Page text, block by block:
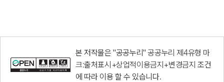
본 저작물은 "공공누리"공공누리 제4유형 마
크:출처표시+상업적이용금지+변경금지 조건
에 따라 이용 할 수 있습니다.